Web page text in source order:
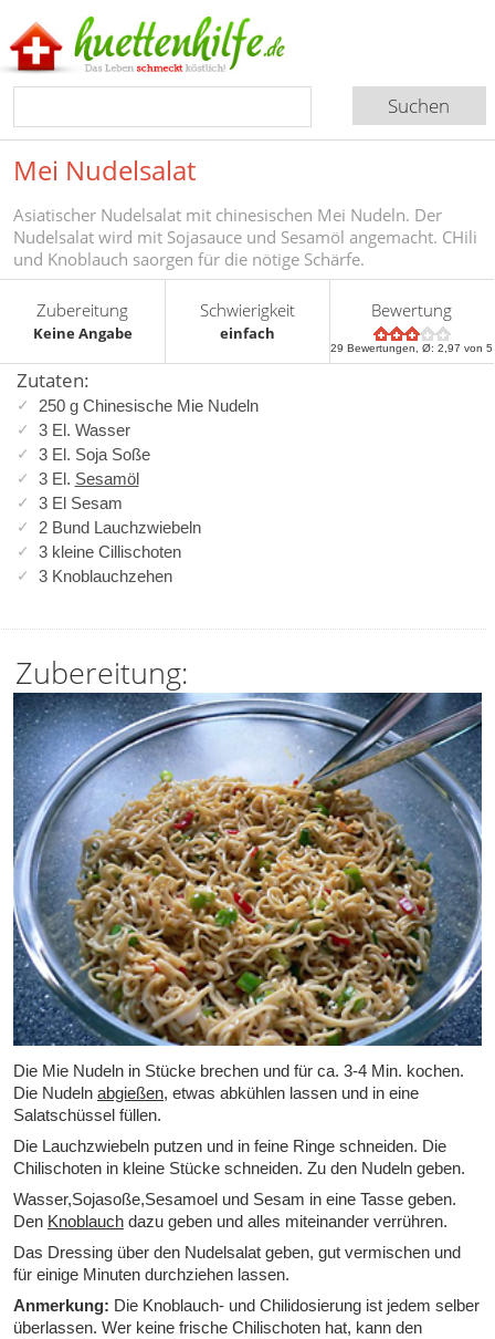
Mei Nudelsalat
Asiatischer Nudelsalat mit chinesischen Mei Nudeln. Der
Nudelsalat wird mit Sojasauce und Sesamöl angemacht. CHili
und Knoblauch saorgen für die nötige Schärfe.
Zubereitung
Keine Angabe
Schwierigkeit
einfach
Bewertung
29 Bewertungen, Ø:2,97 von 5
Zutaten:
250 g Chinesische Mie Nudeln
3 El. Wasser
3 El. Soja Soße
3 El. Sesamöl
3 El Sesam
2 Bund Lauchzwiebeln
3 kleine Cillischoten
3 Knoblauchzehen
Zubereitung:
Die Mie Nudeln in Stücke brechen und für ca. 3-4 Min. kochen.
Die Nudeln abgießen, etwas abkühlen lassen und in eine
Salatschüssel füllen.
Die Lauchzwiebeln putzen und in feine Ringe schneiden. Die
Chilischoten in kleine Stücke schneiden. Zu den Nudeln geben.
Wasser,Sojasoße,Sesamoel und Sesam in eine Tasse geben.
Den Knoblauch dazu geben und alles miteinander verrühren.
Das Dressing über den Nudelsalat geben, gut vermischen und
für einige Minuten durchziehen lassen.
Anmerkung: Die Knoblauch- und Chilidosierung ist jedem selber
überlassen. Wer keine frische Chilischoten hat, kann den